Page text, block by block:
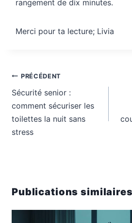
rangement de dix minutes.
Merci pour ta lecture; Livia
Navigation
de
PRÉCÉDENT
Sécurité senior :
comment sécuriser les
toilettes la nuit sans
stress
Publications similaires